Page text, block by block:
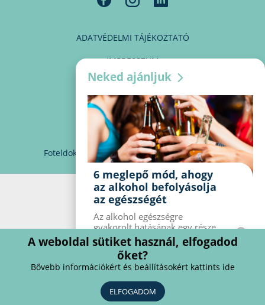
ADATVÉDELMI TÁJÉKOZTATÓ
IMPRESSZUM
MÉDIAAJÁNLAT
PARTNEREINK
KAPCSOLAT
Foteldoki info@foteldoki.hu Süti beállítások
Neked ajánljuk
6 meglepő mód, ahogy
az alkohol befolyásolja
az egészségét
Az alkohol egészségre
gyakorolt ​​hatásának egy része
jól ismert, mások azonban
meglepők lehetnek. Van hat
kevésbé ismert hatás, amelyet
az alkohol gyakorol a
szervezetre.
A weboldal sütiket használ, elfogadod
őket?
Bővebb információkért és beállításokért kattints ide
ELFOGADOM